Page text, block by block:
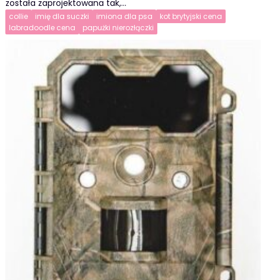
została zaprojektowana tak,…
collie imię dla suczki imiona dla psa
kot brytyjski cena
labradoodle cena
papużki nierozłączki